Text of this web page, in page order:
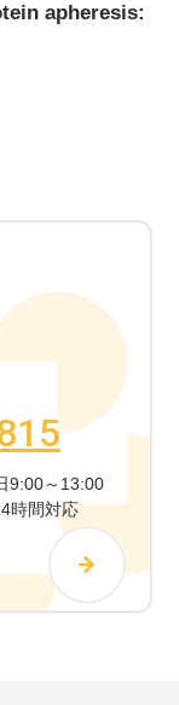
apheresis:
9:00～13:00
時間対応